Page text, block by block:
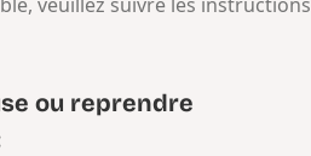
veuillez suivre les instructions
ou reprendre